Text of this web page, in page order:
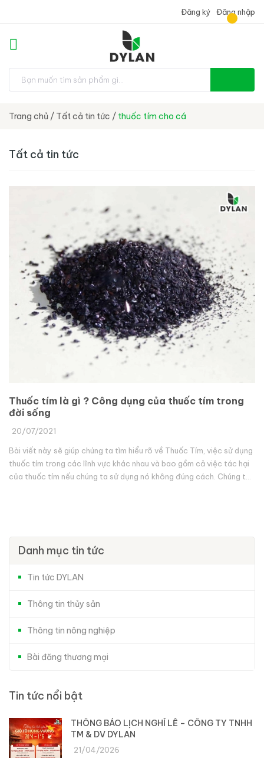
Đăng ký Đăng nhập
Trang chủ / Tất cả tin tức / thuốc tím cho cá
Tất cả tin tức
Thuốc tím là gì ? Công dụng của thuốc tím trong
đời sống
20/07/2021
Bài viết này sẽ giúp chúng ta tìm hiểu rõ về Thuốc Tím, việc sử dụng
thuốc tím trong các lĩnh vực khác nhau và bao gồm cả việc tác hại
của thuốc tím nếu chúng ta sử dụng nó không đúng cách. Chúng t...
Danh mục tin tức
Tin tức DYLAN
Thông tin thủy sản
Thông tin nông nghiệp
Bài đăng thương mại
Tin tức nổi bật
THÔNG BÁO LỊCH NGHỈ LỄ – CÔNG TY TNHH
TM & DV DYLAN
21/04/2026